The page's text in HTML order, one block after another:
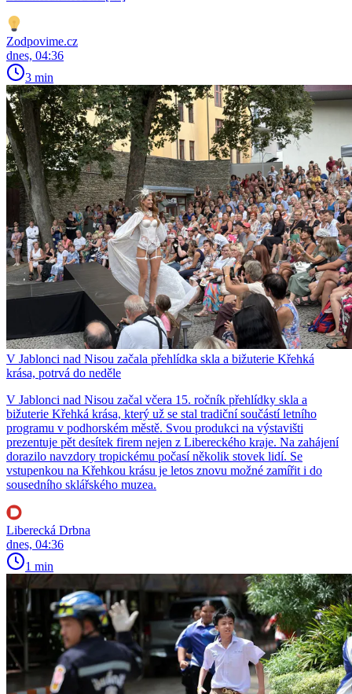
Zodpovime.cz
dnes, 04:36
3 min
V Jablonci nad Nisou začala přehlídka skla a bižuterie Křehká
krása, potrvá do neděle
V Jablonci nad Nisou začal včera 15. ročník přehlídky skla a
bižuterie Křehká krása, který už se stal tradiční součástí letního
programu v podhorském městě. Svou produkci na výstavišti
prezentuje pět desítek firem nejen z Libereckého kraje. Na zahájení
dorazilo navzdory tropickému počasí několik stovek lidí. Se
vstupenkou na Křehkou krásu je letos znovu možné zamířit i do
sousedního sklářského muzea.
Liberecká Drbna
dnes, 04:36
1 min